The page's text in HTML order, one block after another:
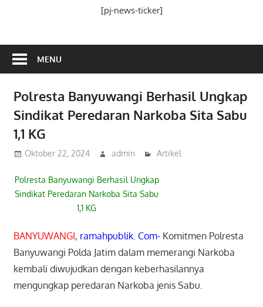
[pj-news-ticker]
MENU
Polresta Banyuwangi Berhasil Ungkap
Sindikat Peredaran Narkoba Sita Sabu
1,1 KG
Oktober 22, 2024 admin Artikel
Polresta Banyuwangi Berhasil Ungkap
Sindikat Peredaran Narkoba Sita Sabu
1,1 KG
BANYUWANGI, ramahpublik. Com-Komitmen Polresta
Banyuwangi Polda Jatim dalam memerangi Narkoba
kembali diwujudkan dengan keberhasilannya
mengungkap peredaran Narkoba jenis Sabu.